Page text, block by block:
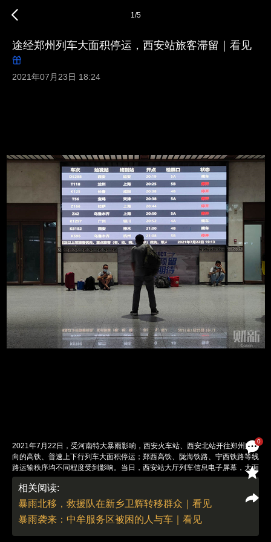
0
1/5
途经郑州列车大面积停运，西安站旅客滞留｜看见
2021年07月23日 18:24
2021年7月22日，受河南特大暴雨影响，西安火车站、西安北站开往郑州方
向的高铁、普速上下行列车大面积停运；郑西高铁、陇海铁路、宁西铁路等线
路运输秩序均不同程度受到影响。当日，西安站大厅列车信息电子屏幕，大面
积列车显示停运。图/财新实习记者 幸运 周宁
责任编辑：郭现中 | 版面编辑：邓舒方
相关阅读:
暴雨北移，救援队在新乡卫辉转移群众｜看见
暴雨袭来：中牟服务区被困的人与车｜看见